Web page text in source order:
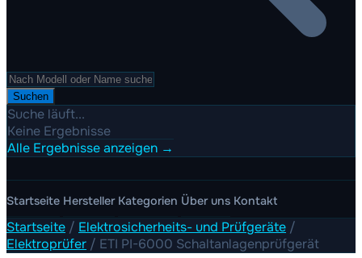
Suchen
Suche läuft...
Keine Ergebnisse
Alle Ergebnisse anzeigen →
Startseite Hersteller Kategorien Über uns Kontakt
Startseite / Elektrosicherheits- und Prüfgeräte /
Elektroprüfer / ETI PI-6000 Schaltanlagenprüfgerät